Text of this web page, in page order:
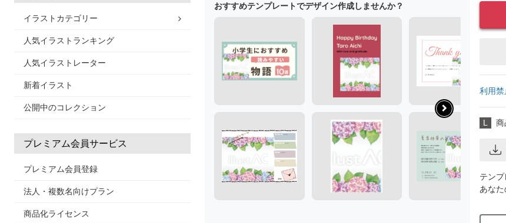
イラストカテゴリー
人気イラストランキング
人気イラストレーター
新着イラスト
公開中のコレクション
プレミアム会員サービス
プレミアム会員登録
法人・複数名向けプラン
商品化ライセンス
おすすめテンプレートでデザイン作成しませんか？
利用
L 商
テン
あなた